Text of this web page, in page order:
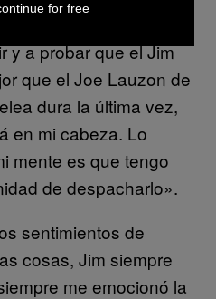
es una pelea distinta»,
y a probar que el Jim
que el Joe Lauzon de
dura la última vez,
en mi cabeza. Lo
mente es que tengo
de despacharlo».
sentimientos de
cosas, Jim siempre
me emocionó la
for free